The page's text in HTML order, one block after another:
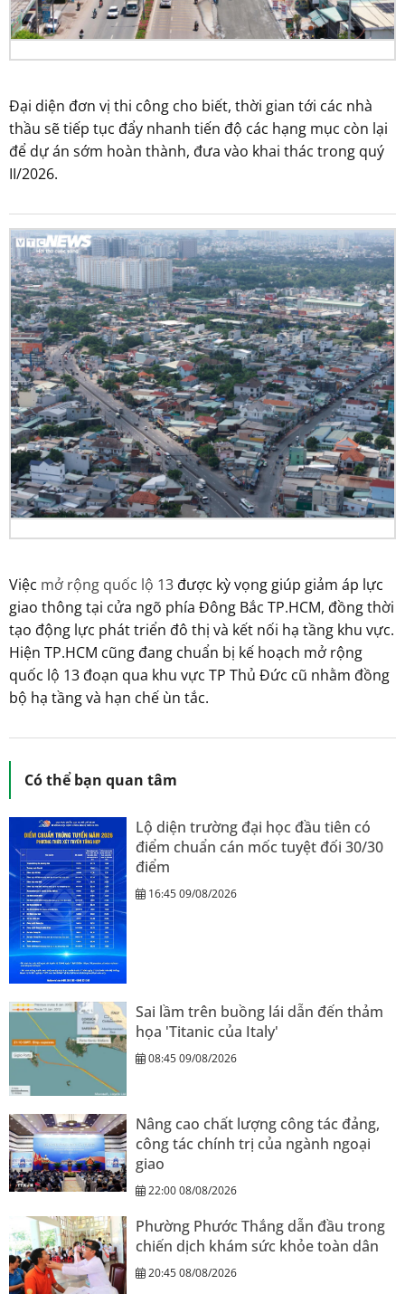
Đại diện đơn vị thi công cho biết, thời gian tới các nhà
thầu sẽ tiếp tục đẩy nhanh tiến độ các hạng mục còn lại
để dự án sớm hoàn thành, đưa vào khai thác trong quý
II/2026.
Việc mở rộng quốc lộ 13 được kỳ vọng giúp giảm áp lực
giao thông tại cửa ngõ phía Đông Bắc TP.HCM, đồng thời
tạo động lực phát triển đô thị và kết nối hạ tầng khu vực.
Hiện TP.HCM cũng đang chuẩn bị kế hoạch mở rộng
quốc lộ 13 đoạn qua khu vực TP Thủ Đức cũ nhằm đồng
bộ hạ tầng và hạn chế ùn tắc.
Có thể bạn quan tâm
Lộ diện trường đại học đầu tiên có
điểm chuẩn cán mốc tuyệt đối 30/30
điểm
16:45 09/08/2026
Sai lầm trên buồng lái dẫn đến thảm
họa 'Titanic của Italy'
08:45 09/08/2026
Nâng cao chất lượng công tác đảng,
công tác chính trị của ngành ngoại
giao
22:00 08/08/2026
Phường Phước Thắng dẫn đầu trong
chiến dịch khám sức khỏe toàn dân
20:45 08/08/2026